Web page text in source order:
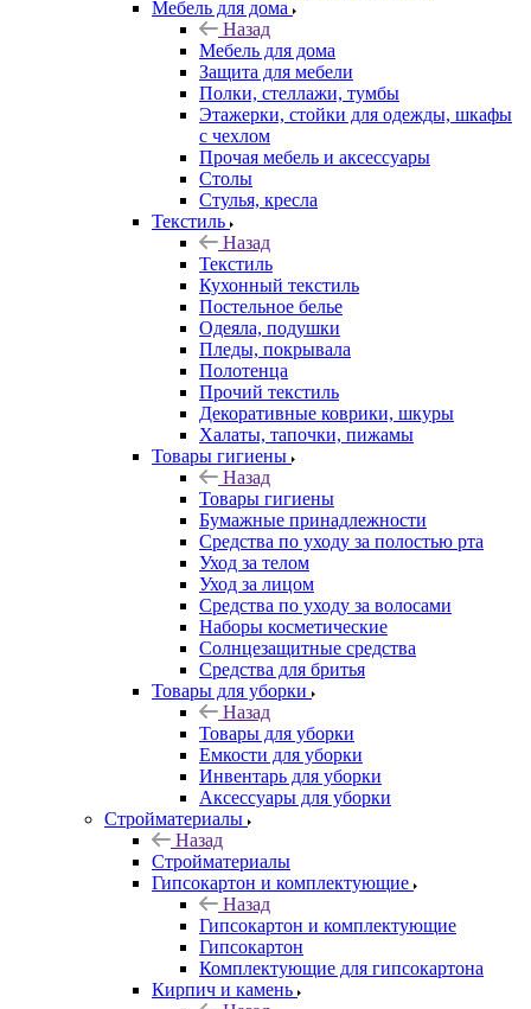
Мебель для дома
Назад
Мебель для дома
Защита для мебели
Полки, стеллажи, тумбы
Этажерки, стойки для одежды, шкафы
с чехлом
Прочая мебель и аксессуары
Столы
Стулья, кресла
Текстиль
Назад
Текстиль
Кухонный текстиль
Постельное белье
Одеяла, подушки
Пледы, покрывала
Полотенца
Прочий текстиль
Декоративные коврики, шкуры
Халаты, тапочки, пижамы
Товары гигиены
Назад
Товары гигиены
Бумажные принадлежности
Средства по уходу за полостью рта
Уход за телом
Уход за лицом
Средства по уходу за волосами
Наборы косметические
Солнцезащитные средства
Средства для бритья
Товары для уборки
Назад
Товары для уборки
Емкости для уборки
Инвентарь для уборки
Аксессуары для уборки
Стройматериалы
Назад
Стройматериалы
Гипсокартон и комплектующие
Назад
Гипсокартон и комплектующие
Гипсокартон
Комплектующие для гипсокартона
Кирпич и камень